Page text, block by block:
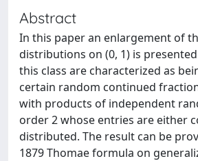
Abstract
In this paper an enlargement of
distributions on (0, 1) is
this class are characterized as
certain random continued
with products of independent
order 2 whose entries are either
distributed. The result can be
1879 Thomae formula on